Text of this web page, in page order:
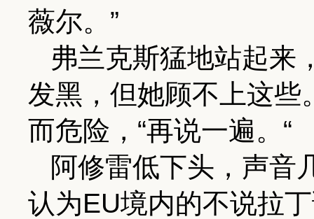
薇尔。”
弗兰克斯猛地站起来
发黑，但她顾不上这些
而危险，“再说一遍。“
阿修雷低下头，声音
认为EU境内的不说拉